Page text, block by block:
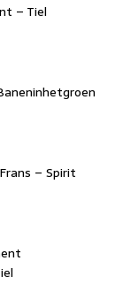
– Tiel
– Spirit